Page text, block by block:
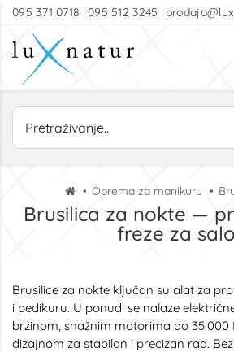
095 371 0718 095 512 3245
Oprema za manikuru
Brusilica za nokte —
freze za
Brusilice za nokte ključan su alat za
i pedikuru. U ponudi se nalaze
brzinom, snažnim motorima do 35.000
dizajnom za stabilan i precizan rad.